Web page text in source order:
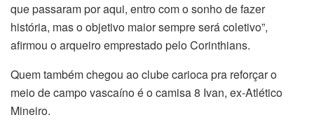
que passaram por aqui, entro com o sonho de fazer
história, mas o objetivo maior sempre será coletivo”,
afirmou o arqueiro emprestado pelo Corinthians.
Quem também chegou ao clube carioca pra reforçar o
meio de campo vascaíno é o camisa 8 Ivan, ex-Atlético
Mineiro.